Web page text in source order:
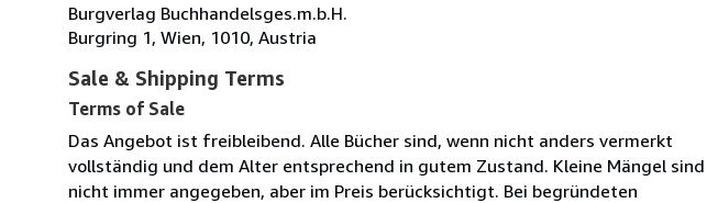
Burgverlag Buchhandelsges.m.b.H.
Burgring 1, Wien, 1010, Austria
Sale & Shipping Terms
Terms of Sale
Das Angebot ist freibleibend. Alle Bücher sind, wenn nicht anders vermerkt
vollständig und dem Alter entsprechend in gutem Zustand. Kleine Mängel sind
nicht immer angegeben, aber im Preis berücksichtigt. Bei begründeten